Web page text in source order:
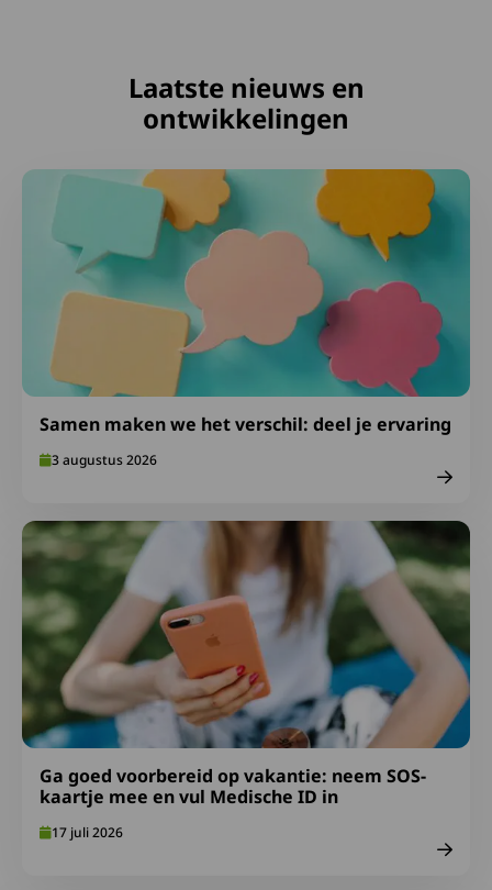
Laatste nieuws en
ontwikkelingen
Samen maken we het verschil: deel je ervaring
3 augustus 2026
Lees meer over Samen maken we het verschil: deel je
Ga goed voorbereid op vakantie: neem SOS-
kaartje mee en vul Medische ID in
17 juli 2026
Lees meer over Ga goed voorbereid op vakantie: neem